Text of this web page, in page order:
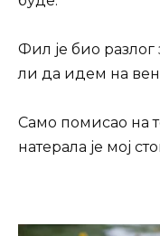
Фил је био
ли да идем на
Само помисао на
натерала је мој